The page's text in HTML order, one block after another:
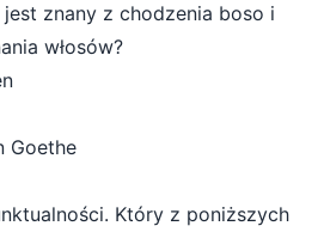
jest znany z chodzenia boso i
włosów?
Goethe
Który z poniższych